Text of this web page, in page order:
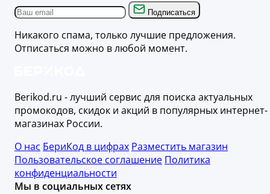
Подписаться
Никакого спама, только лучшие предложения.
Отписаться можно в любой момент.
Berikod.ru - лучший сервис для поиска актуальных
промокодов, скидок и акций в популярных интернет-
магазинах России.
О нас БериКод в цифрах Разместить магазин
Пользовательское соглашение Политика
конфиденциальности
Мы в социальных сетях